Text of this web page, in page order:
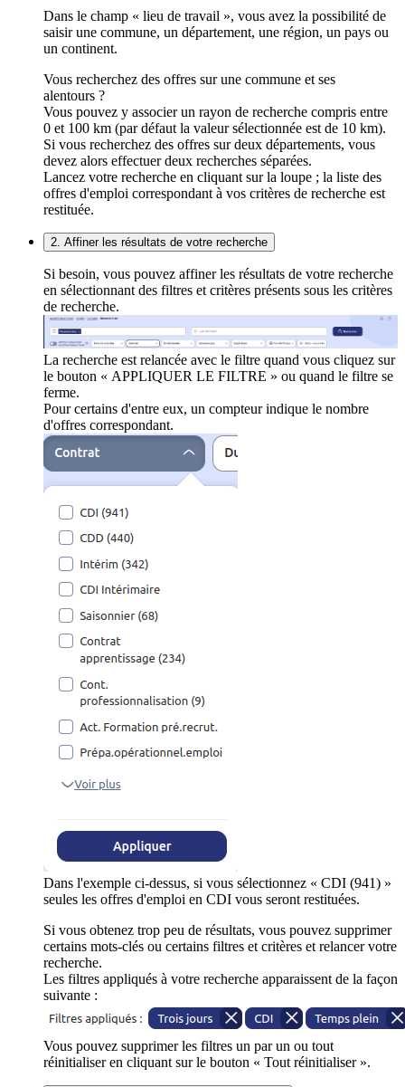
Dans le champ « lieu de travail », vous avez la possibilité de
saisir une commune, un département, une région, un pays ou
un continent.
Vous recherchez des offres sur une commune et ses
alentours ?
Vous pouvez y associer un rayon de recherche compris entre
0 et 100 km (par défaut la valeur sélectionnée est de 10 km).
Si vous recherchez des offres sur deux départements, vous
devez alors effectuer deux recherches séparées.
Lancez votre recherche en cliquant sur la loupe ; la liste des
offres d'emploi correspondant à vos critères de recherche est
restituée.
2. Affiner les résultats de votre recherche
Si besoin, vous pouvez affiner les résultats de votre recherche
en sélectionnant des filtres et critères présents sous les critères
de recherche.
La recherche est relancée avec le filtre quand vous cliquez sur
le bouton « APPLIQUER LE FILTRE » ou quand le filtre se
ferme.
Pour certains d'entre eux, un compteur indique le nombre
d'offres correspondant.
Dans l'exemple ci-dessus, si vous sélectionnez « CDI (941) »
seules les offres d'emploi en CDI vous seront restituées.
Si vous obtenez trop peu de résultats, vous pouvez supprimer
certains mots-clés ou certains filtres et critères et relancer votre
recherche.
Les filtres appliqués à votre recherche apparaissent de la façon
suivante :
Vous pouvez supprimer les filtres un par un ou tout
réinitialiser en cliquant sur le bouton « Tout réinitialiser ».